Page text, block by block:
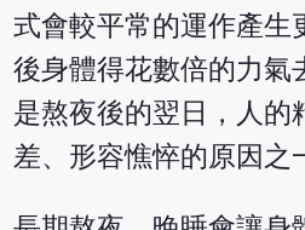
式會較平常的運作產生
後身體得花數倍的力氣
是熬夜後的翌日，人的
差、形容憔悴的原因之